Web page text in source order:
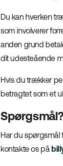
Du kan hverken
som involverer
anden grund
dit udesteående
Hvis du trækker
betragtet som et
Har du spørgsmål
kontakte os på